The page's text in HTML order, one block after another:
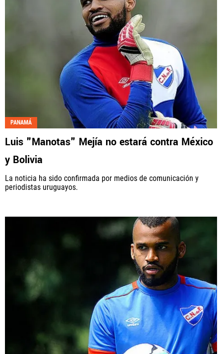
PANAMÁ
Luis "Manotas" Mejía no estará contra México
y Bolivia
La noticia ha sido confirmada por medios de comunicación y
periodistas uruguayos.